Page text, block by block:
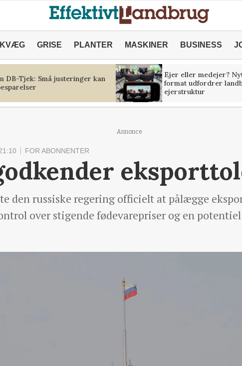
KVÆG GRISE PLANTER MASKINER BUSINESS
DB-Tjek: Små justeringer kan
Ejer eller medejer?
format udfordrer
ejerstruktur
Annonce
FOR ABONNENTER
den russiske regering officielt at pålægge
over stigende fødevarepriser og en